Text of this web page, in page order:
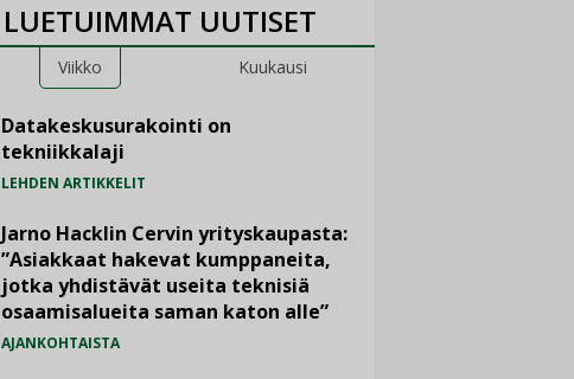
LUETUIMMAT UUTISET
Viikko Kuukausi
Datakeskusurakointi on
tekniikkalaji
LEHDEN ARTIKKELIT
Jarno Hacklin Cervin yrityskaupasta:
”Asiakkaat hakevat kumppaneita,
jotka yhdistävät useita teknisiä
osaamisalueita saman katon alle”
AJANKOHTAISTA